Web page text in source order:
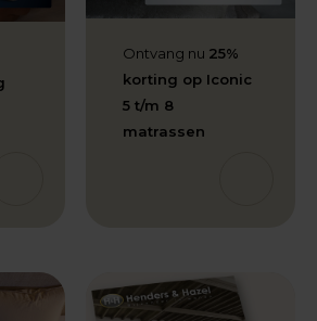
Ontvang nu 25%
korting op Iconic
5 t/m 8
matrassen